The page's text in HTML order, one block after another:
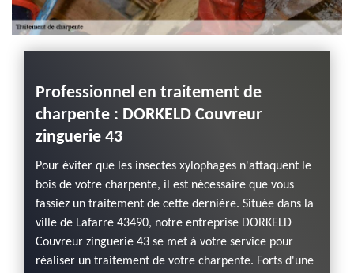
Professionnel en traitement de
charpente : DORKELD Couvreur
zinguerie 43
Pour éviter que les insectes xylophages n'attaquent le
bois de votre charpente, il est nécessaire que vous
fassiez un traitement de cette dernière. Située dans la
ville de Lafarre 43490, notre entreprise DORKELD
Couvreur zinguerie 43 se met à votre service pour
réaliser un traitement de votre charpente. Forts d'une